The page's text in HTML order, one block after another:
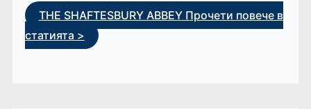
THE SHAFTESBURY ABBEYПрочети повече в
статията >